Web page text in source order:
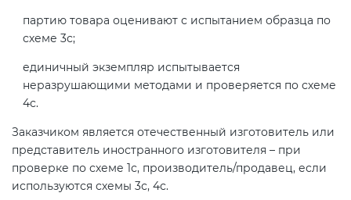
партию товара оценивают с испытанием образца по
схеме 3с;
единичный экземпляр испытывается
неразрушающими методами и проверяется по схеме
4с.
Заказчиком является отечественный изготовитель или
представитель иностранного изготовителя – при
проверке по схеме 1с, производитель/продавец, если
используются схемы 3с, 4с.